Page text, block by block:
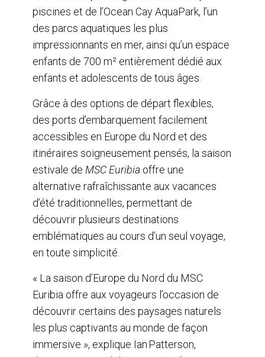
piscines et de l’Ocean Cay AquaPark, l’un
des parcs aquatiques les plus
impressionnants en mer, ainsi qu’un espace
enfants de 700 m² entièrement dédié aux
enfants et adolescents de tous âges.
Grâce à des options de départ flexibles,
des ports d’embarquement facilement
accessibles en Europe du Nord et des
itinéraires soigneusement pensés, la saison
estivale de MSC Euribia offre une
alternative rafraîchissante aux vacances
d’été traditionnelles, permettant de
découvrir plusieurs destinations
emblématiques au cours d’un seul voyage,
en toute simplicité.
« La saison d’Europe du Nord du MSC
Euribia offre aux voyageurs l’occasion de
découvrir certains des paysages naturels
les plus captivants au monde de façon
immersive », explique Ian Patterson,